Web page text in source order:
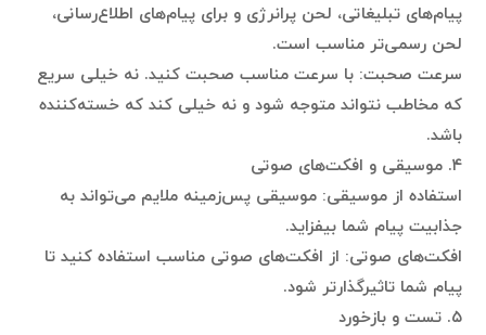
پیام‌های تبلیغاتی، لحن پرانرژی و برای پیام‌های اطلاع‌رسانی،
لحن رسمی‌تر مناسب است.
سرعت صحبت: با سرعت مناسب صحبت کنید. نه خیلی سریع
که مخاطب نتواند متوجه شود و نه خیلی کند که خسته‌کننده
باشد.
۴. موسیقی و افکت‌های صوتی
استفاده از موسیقی: موسیقی پس‌زمینه ملایم می‌تواند به
جذابیت پیام شما بیفزاید.
افکت‌های صوتی: از افکت‌های صوتی مناسب استفاده کنید تا
پیام شما تاثیرگذارتر شود.
۵. تست و بازخورد